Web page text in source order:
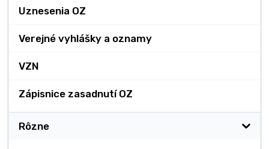
Uznesenia OZ
Verejné vyhlášky a oznamy
VZN
Zápisnice zasadnutí OZ
Rôzne